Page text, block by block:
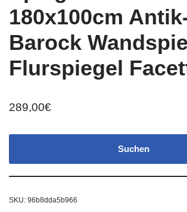
180x100cm
Barock
Flurspiegel
289,00€
Suchen
SKU: 96b8dda5b966